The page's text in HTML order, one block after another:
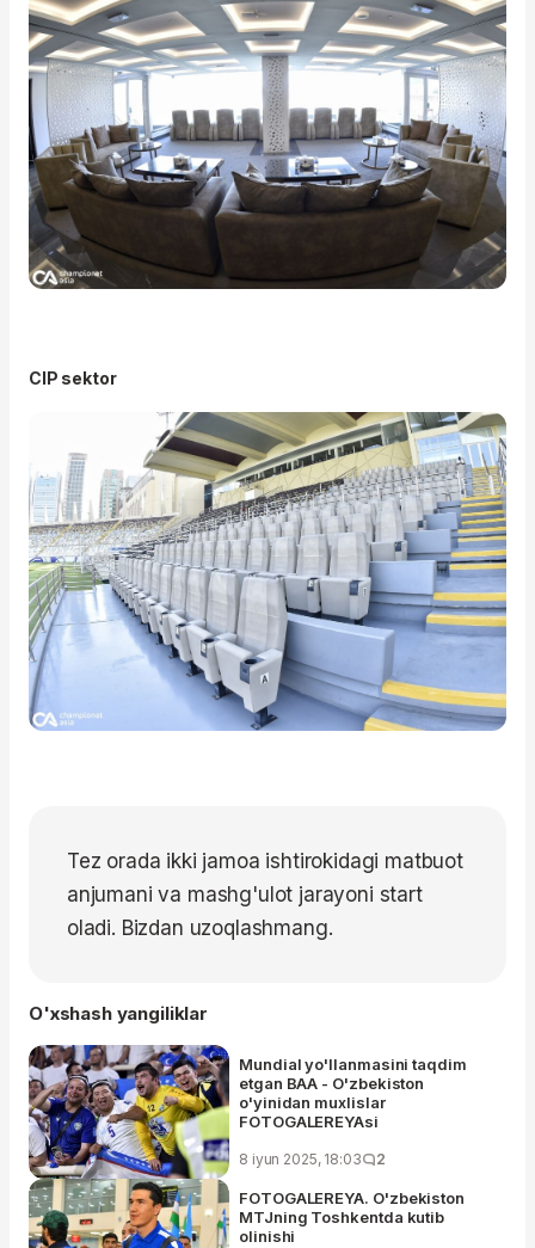
CIP sektor
Tez orada ikki jamoa ishtirokidagi matbuot
anjumani va mashg'ulot jarayoni start
oladi. Bizdan uzoqlashmang.
O'xshash yangiliklar
Mundial yo'llanmasini taqdim
etgan BAA - O'zbekiston
o'yinidan muxlislar
FOTOGALEREYAsi
8 iyun 2025, 18:03 2
FOTOGALEREYA. O'zbekiston
MTJning Toshkentda kutib
olinishi